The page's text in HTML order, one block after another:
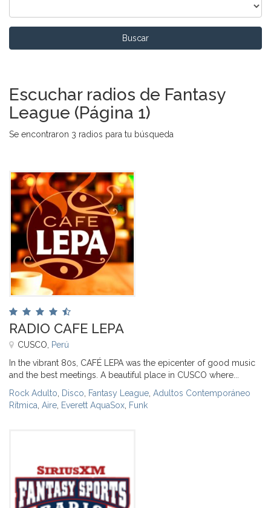
Buscar
Escuchar radios de Fantasy
League (Página 1)
Se encontraron 3 radios para tu búsqueda
RADIO CAFE LEPA
CUSCO, Perú
In the vibrant 80s, CAFÉ LEPA was the epicenter of good music
and the best meetings. A beautiful place in CUSCO where...
Rock Adulto Disco Fantasy League Adultos Contemporáneo
Rítmica Aire Everett AquaSox Funk